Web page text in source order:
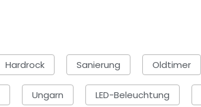
Hardrock Sanierung Oldtimer
Ungarn LED-Beleuchtung